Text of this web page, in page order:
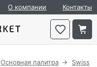
О компании Контакты
Основная палитра
Swiss